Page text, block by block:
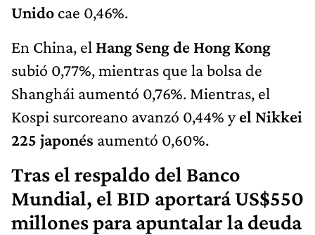
Unido cae 0,46%.
En China, el Hang Seng de Hong Kong
subió 0,77%, mientras que la bolsa de
Shanghái aumentó 0,76%. Mientras, el
Kospi surcoreano avanzó 0,44% yel Nikkei
225 japonés aumentó 0,60%.
Tras el respaldo del Banco
Mundial, el BID aportará US$550
millones para apuntalar la deuda